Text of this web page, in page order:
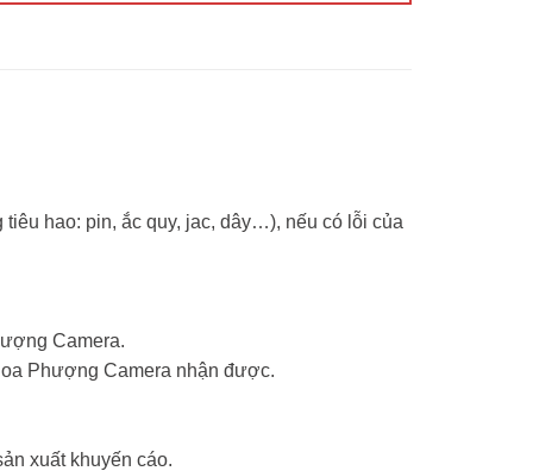
hao: pin, ắc quy, jac, dây…), nếu có lỗi của
Camera.
Phượng Camera nhận được.
xuất khuyến cáo.